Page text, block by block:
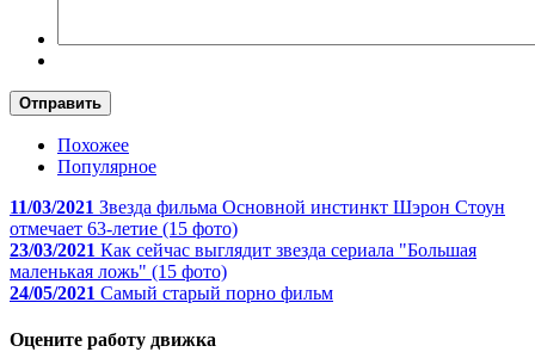
Отправить
Похожее
Популярное
11/03/2021 Звезда фильма Основной инстинкт Шэрон Стоун
отмечает 63-летие (15 фото)
23/03/2021 Как сейчас выглядит звезда сериала "Большая
маленькая ложь" (15 фото)
24/05/2021 Самый старый порно фильм
Оцените работу движка